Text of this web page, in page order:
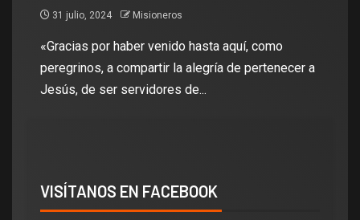
31 julio, 2024 Misioneros
«Gracias por haber venido hasta aquí, como
peregrinos, a compartir la alegría de pertenecer a
Jesús, de ser servidores de...
VISÍTANOS EN FACEBOOK